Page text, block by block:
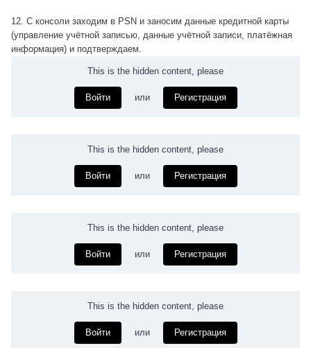
12. С консоли заходим в PSN и заносим данные кредитной карты
(управление учётной записью, данные учётной записи, платёжная
информация) и подтверждаем.
This is the hidden content, please
Войти или Регистрация
This is the hidden content, please
Войти или Регистрация
This is the hidden content, please
Войти или Регистрация
This is the hidden content, please
Войти или Регистрация